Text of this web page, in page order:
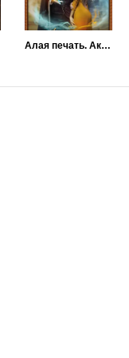
Алая печать. Академия Сиятельных